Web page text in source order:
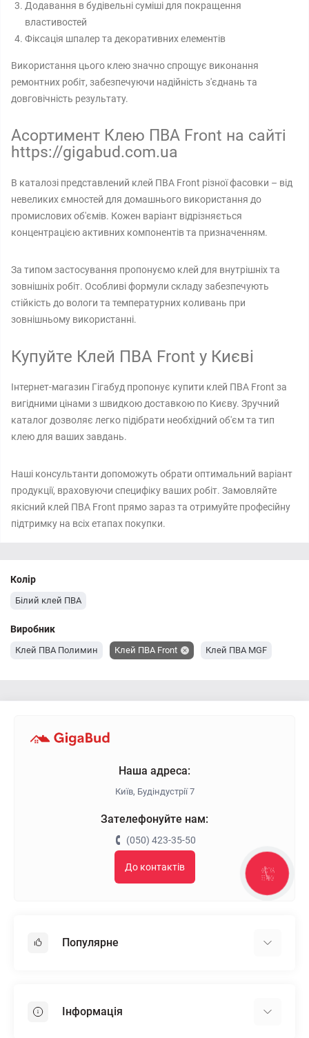
Додавання в будівельні суміші для покращення
властивостей
Фіксація шпалер та декоративних елементів
Використання цього клею значно спрощує виконання
ремонтних робіт, забезпечуючи надійність з'єднань та
довговічність результату.
Асортимент Клею ПВА Front на сайті
https://gigabud.com.ua
В каталозі представлений клей ПВА Front різної фасовки – від
невеликих ємностей для домашнього використання до
промислових об'ємів. Кожен варіант відрізняється
концентрацією активних компонентів та призначенням.
За типом застосування пропонуємо клей для внутрішніх та
зовнішніх робіт. Особливі формули складу забезпечують
стійкість до вологи та температурних коливань при
зовнішньому використанні.
Купуйте Клей ПВА Front у Києві
Інтернет-магазин Гігабуд пропонує купити клей ПВА Front за
вигідними цінами з швидкою доставкою по Києву. Зручний
каталог дозволяє легко підібрати необхідний об'єм та тип
клею для ваших завдань.
Наші консультанти допоможуть обрати оптимальний варіант
продукції, враховуючи специфіку ваших робіт. Замовляйте
якісний клей ПВА Front прямо зараз та отримуйте професійну
підтримку на всіх етапах покупки.
Колір
Білий клей ПВА
Виробник
Клей ПВА Полимин Клей ПВА Front Клей ПВА MGF
Наша адреса:
Київ, Будіндустрії 7
Зателефонуйте нам:
(050) 423-35-50
До контактів
Популярне
Пінопласт
Інформація
КНОПКА
ЗВ'ЯЗКУ